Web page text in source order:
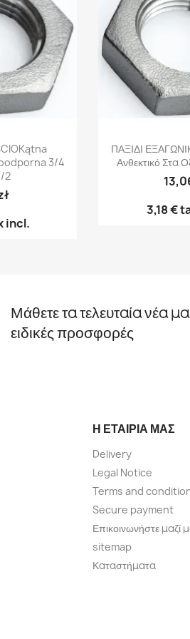
3/4
2
incl.

ΠΑΞΙΔΙ
Ανθεκτικό Στα
3,18 €
Μάθετε τα τελευταία νέα
ειδικές προσφορές
Η ΕΤΑΙΡΊΑ ΜΑΣ
Delivery
Legal Notice
Terms and
Secure payment
Επικοινωνήστε μαζί
sitemap
Καταστήματα